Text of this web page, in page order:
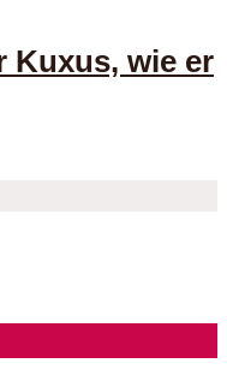
Kuxus, wie er